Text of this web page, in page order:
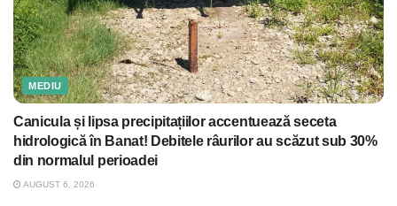
MEDIU
Canicula și lipsa precipitațiilor accentuează seceta
hidrologică în Banat! Debitele râurilor au scăzut sub 30%
din normalul perioadei
AUGUST 6, 2026